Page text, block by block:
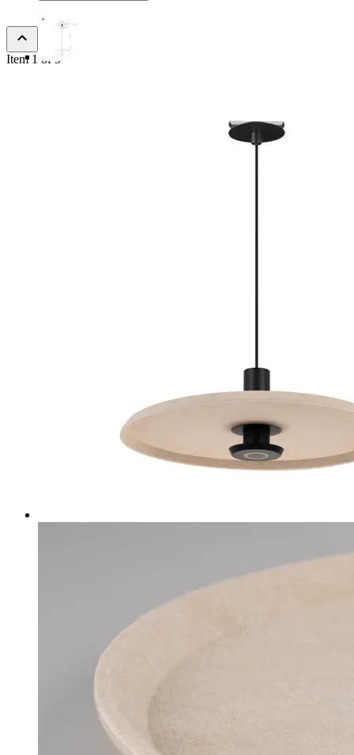
Item 1 of 9